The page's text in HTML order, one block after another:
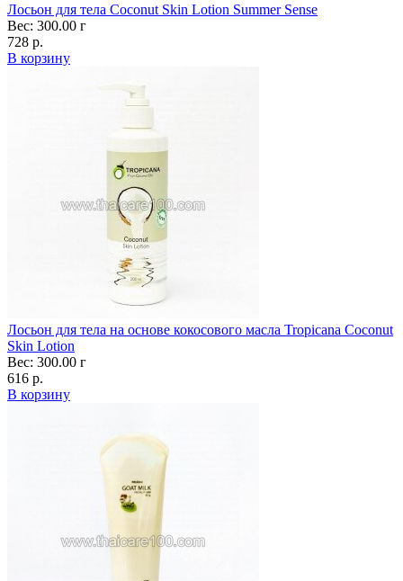
Лосьон для тела Coconut Skin Lotion Summer Sense
Вес: 300.00 г
728 р.
В корзину
Лосьон для тела на основе кокосового масла Tropicana Coconut
Skin Lotion
Вес: 300.00 г
616 р.
В корзину